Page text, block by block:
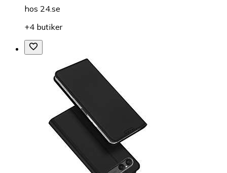
hos 24.se
+4 butiker